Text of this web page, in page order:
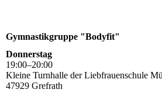
Gymnastikgruppe "Bodyfit"
Donnerstag
19:00–20:00
Kleine Turnhalle der Liebfrauenschule
47929 Grefrath